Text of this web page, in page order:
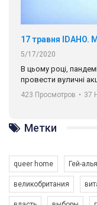
5/17/2020
В цьому році,
провести вуличні
навіть коли ми у
разом. Ми
солідарності,
ГАУ є в 16 областях
Разом наш голос
423 Просмотров • 37
Метки
queer home Гей-
великобритания